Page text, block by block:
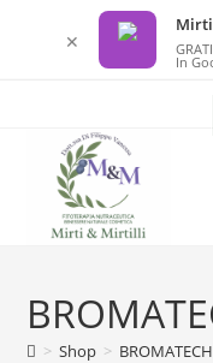
contenuto
> Shop >
✕
In